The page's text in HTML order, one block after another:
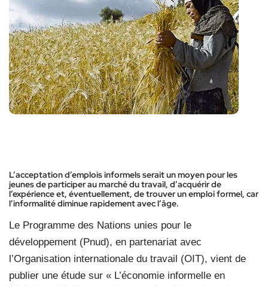
L’acceptation d’emplois informels serait un moyen pour les
jeunes de participer au marché du travail, d’acquérir de
l’expérience et, éventuellement, de trouver un emploi formel, car
l’informalité diminue rapidement avec l’âge.
Le Programme des Nations unies pour le
développement (Pnud), en partenariat avec
l’Organisation internationale du travail (OIT), vient de
publier une étude sur « L’économie informelle en